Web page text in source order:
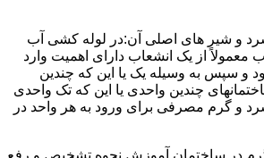
و شیر های اصلی آن:در لوله کشی آب
از یک انشعاب دارای اهمیت وارد
و سپس به وسیله یک یا این که چندین
چندین واحدی یا این که تک واحدی
و گرم مصرفی برای ورود به هر واحد در